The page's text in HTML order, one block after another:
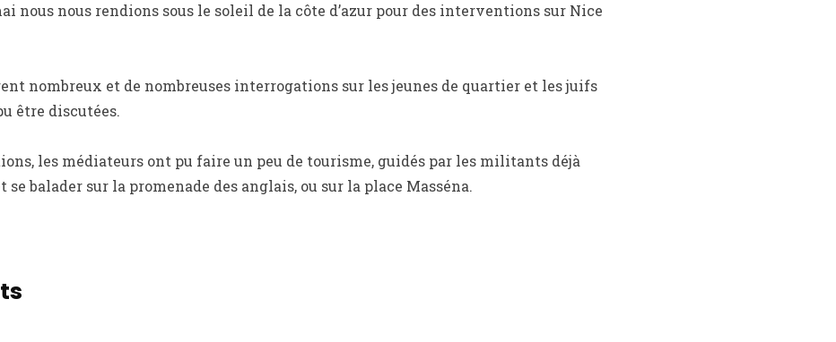
nous nous rendions sous le soleil de la côte d’azur pour des interventions sur Nice
nombreux et de nombreuses interrogations sur les jeunes de quartier et les juifs
être discutées.
les médiateurs ont pu faire un peu de tourisme, guidés par les militants déjà
se balader sur la promenade des anglais, ou sur la place Masséna.